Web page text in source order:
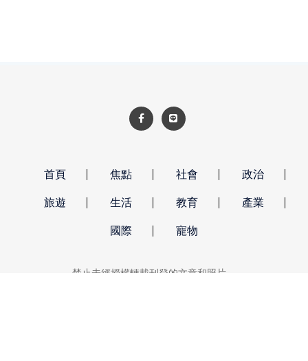
首頁 焦點 社會 政治
旅遊 生活 教育 產業
國際 寵物
禁止未經授權轉載刊登的文章和照片。